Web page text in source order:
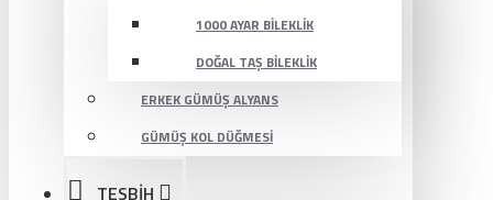
1000 AYAR BILEKLIK
DOĞAL TAŞ BILEKLIK
ERKEK GÜMÜŞ ALYANS
GÜMÜŞ KOL DÜĞMESI
TESBİH